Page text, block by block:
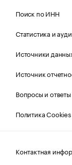
Поиск по ИНН
Статистика и
Источники
Источник
Вопросы и ответы
Политика
Контактная